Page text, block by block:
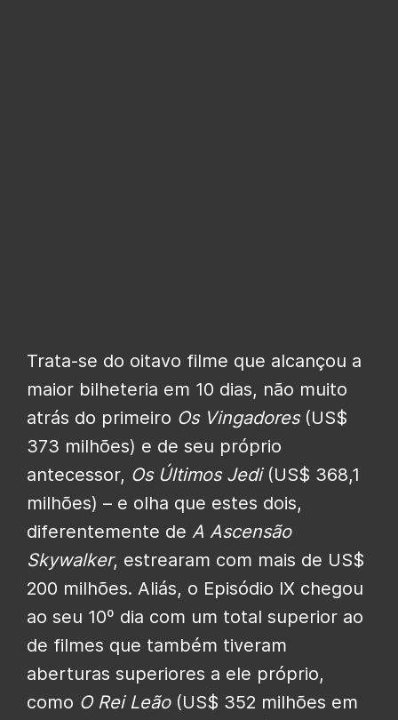
Trata-se do oitavo filme que alcançou a
maior bilheteria em 10 dias, não muito
atrás do primeiro Os Vingadores(US$
373 milhões) e de seu próprio
antecessor, Os Últimos Jedi(US$ 368,1
milhões) – e olha que estes dois,
diferentemente de A Ascensão
Skywalker, estrearam com mais de US$
200 milhões. Aliás, o Episódio IX chegou
ao seu 10º dia com um total superior ao
de filmes que também tiveram
aberturas superiores a ele próprio,
como O Rei Leão(US$ 352 milhões em